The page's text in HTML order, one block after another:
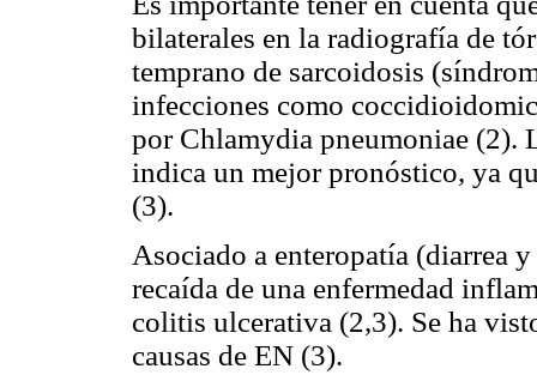
bilaterales en la radiografía de
temprano de sarcoidosis
infecciones como
por Chlamydia pneumoniae (2).
indica un mejor pronóstico, ya
(3).
Asociado a enteropatía (diarrea
recaída de una enfermedad
colitis ulcerativa (2,3). Se ha
causas de EN (3).